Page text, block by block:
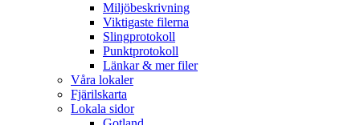
Miljöbeskrivning
Viktigaste filerna
Slingprotokoll
Punktprotokoll
Länkar & mer filer
Våra lokaler
Fjärilskarta
Lokala sidor